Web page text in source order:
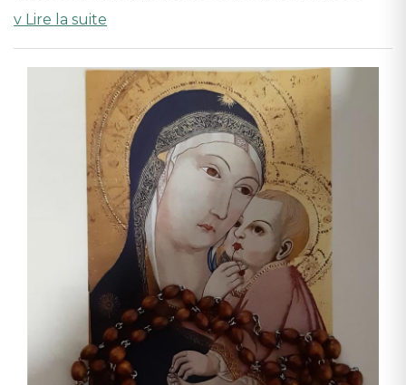
solenelle et une procession en plein air à 10h30 ainsi
qu'un temps de prière et chapelet à 15h.
v Lire la suite